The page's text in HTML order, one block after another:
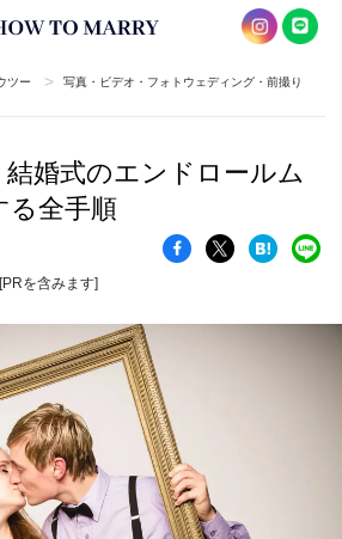
ツー > 写真・ビデオ・フォトウェディング・前撮り
結婚式のエンドロールム
る全手順
[PRを含みます]